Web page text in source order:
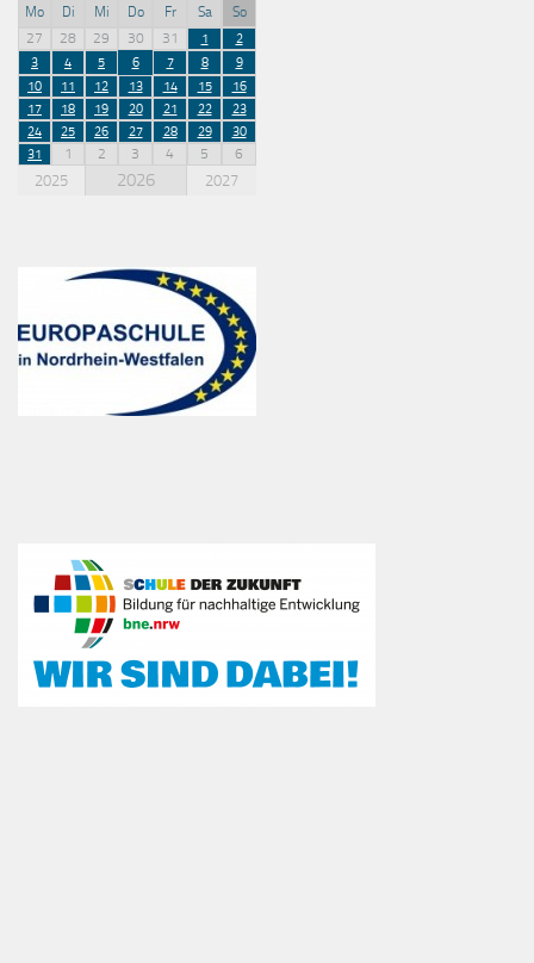
Mo Di Mi Do Fr Sa
So
27
28 29 30 31 1
2
3
4 5 6 7 8
9
10
11 12 13 14 15
16
17
18 19 20 21 22
23
24
25 26 27 28 29
30
31
1 2 3 4 5 6
2025 2026 2027